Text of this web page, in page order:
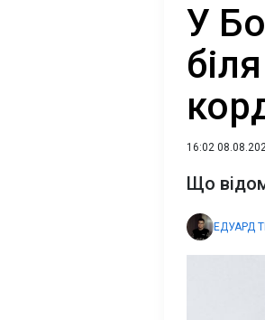
У
16:02
Що
ЕДУАРД